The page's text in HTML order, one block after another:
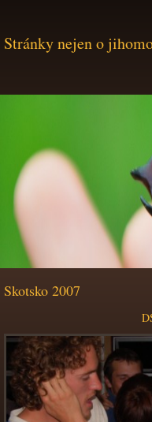
Stránky nejen o
Skotsko 2007